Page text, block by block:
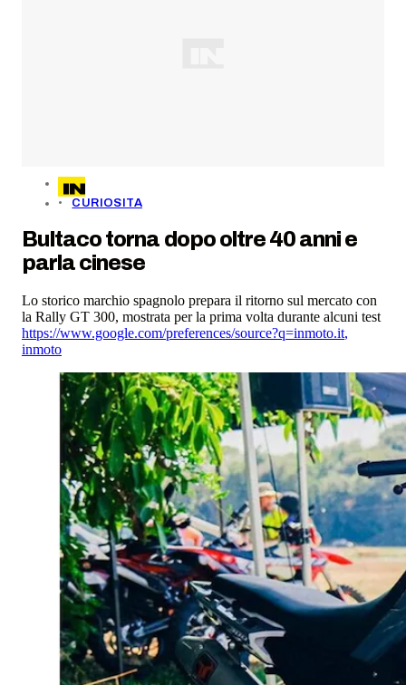
CURIOSITA
Bultaco torna dopo oltre 40 anni e
parla cinese
Lo storico marchio spagnolo prepara il ritorno sul mercato con
la Rally GT 300, mostrata per la prima volta durante alcuni test
https://www.google.com/preferences/source?q=inmoto.it,
inmoto